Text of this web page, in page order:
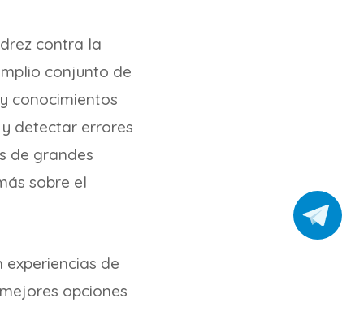
contra la
conjunto de
conocimientos
detectar errores
de grandes
sobre el
de
opciones